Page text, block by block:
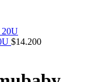
$14.200